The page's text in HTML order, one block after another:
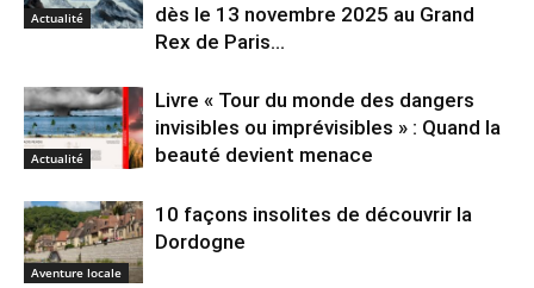
Actualité
dès le 13 novembre 2025 au Grand
Rex de Paris...
Actualité
Livre « Tour du monde des dangers
invisibles ou imprévisibles » : Quand la
beauté devient menace
Aventure locale
10 façons insolites de découvrir la
Dordogne